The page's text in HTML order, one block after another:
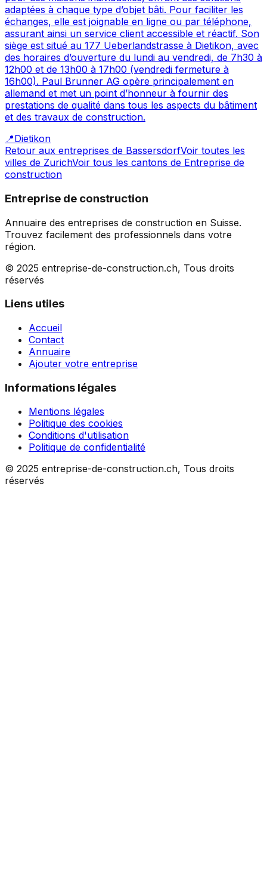
adaptées à chaque type d’objet bâti. Pour faciliter les
échanges, elle est joignable en ligne ou par téléphone,
assurant ainsi un service client accessible et réactif. Son
siège est situé au 177 Ueberlandstrasse à Dietikon, avec
des horaires d’ouverture du lundi au vendredi, de 7h30 à
12h00 et de 13h00 à 17h00 (vendredi fermeture à
16h00). Paul Brunner AG opère principalement en
allemand et met un point d’honneur à fournir des
prestations de qualité dans tous les aspects du bâtiment
et des travaux de construction.
📍Dietikon
Retour aux entreprises de BassersdorfVoir toutes les
villes de ZurichVoir tous les cantons de Entreprise de
construction
Entreprise de construction
Annuaire des entreprises de construction en Suisse.
Trouvez facilement des professionnels dans votre
région.
© 2025 entreprise-de-construction.ch, Tous droits
réservés
Liens utiles
Accueil
Contact
Annuaire
Ajouter votre entreprise
Informations légales
Mentions légales
Politique des cookies
Conditions d'utilisation
Politique de confidentialité
© 2025 entreprise-de-construction.ch, Tous droits
réservés